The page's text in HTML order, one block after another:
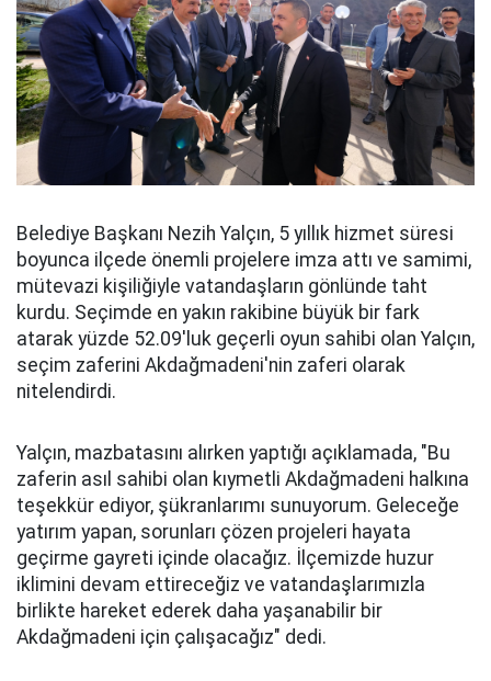
Belediye Başkanı Nezih Yalçın, 5 yıllık hizmet süresi
boyunca ilçede önemli projelere imza attı ve samimi,
mütevazi kişiliğiyle vatandaşların gönlünde taht
kurdu. Seçimde en yakın rakibine büyük bir fark
atarak yüzde 52.09'luk geçerli oyun sahibi olan Yalçın,
seçim zaferini Akdağmadeni'nin zaferi olarak
nitelendirdi.
Yalçın, mazbatasını alırken yaptığı açıklamada, "Bu
zaferin asıl sahibi olan kıymetli Akdağmadeni halkına
teşekkür ediyor, şükranlarımı sunuyorum. Geleceğe
yatırım yapan, sorunları çözen projeleri hayata
geçirme gayreti içinde olacağız. İlçemizde huzur
iklimini devam ettireceğiz ve vatandaşlarımızla
birlikte hareket ederek daha yaşanabilir bir
Akdağmadeni için çalışacağız" dedi.